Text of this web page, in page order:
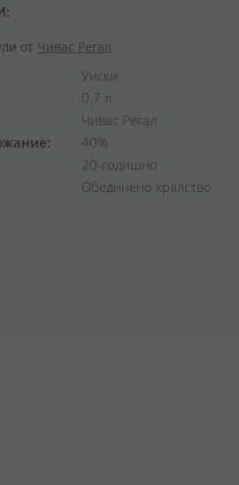
от Чивас Регал
Уиски
0.7 л.
Чивас Регал
40%
20-годишно
Обединено кралство